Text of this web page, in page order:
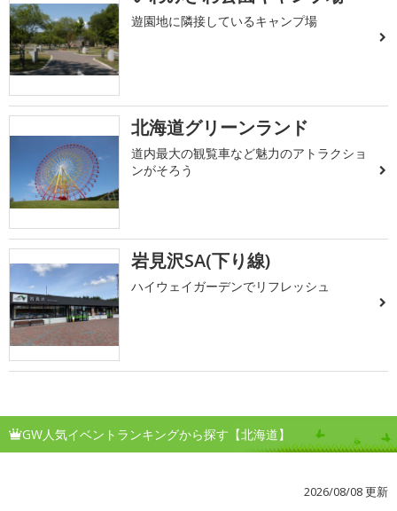
遊園地に隣接しているキャンプ場
北海道グリーンランド
道内最大の観覧車など魅力のアトラクショ
ンがそろう
岩見沢SA(下り線)
ハイウェイガーデンでリフレッシュ
GW人気イベントランキングから探す【北海道】
2026/08/08 更新